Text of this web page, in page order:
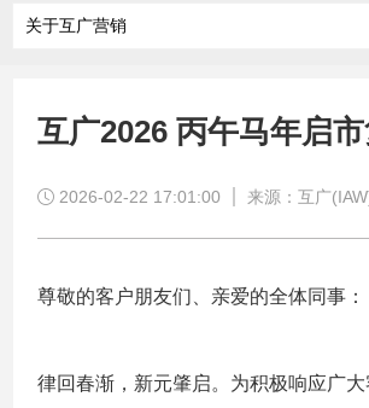
关于互广营销
互广2026 丙午马年启
2026-02-22 17:01:00 来源：互广
尊敬的客户朋友们、亲爱的全体同事：
律回春渐，新元肇启。为积极响应广